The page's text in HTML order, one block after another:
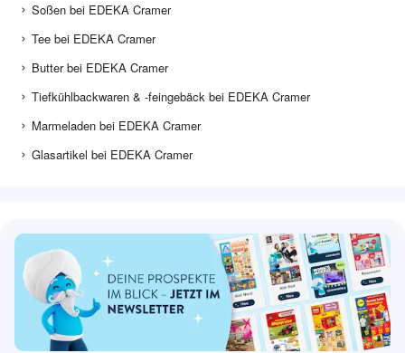
Soßen bei EDEKA Cramer
Tee bei EDEKA Cramer
Butter bei EDEKA Cramer
Tiefkühlbackwaren & -feingebäck bei EDEKA Cramer
Marmeladen bei EDEKA Cramer
Glasartikel bei EDEKA Cramer